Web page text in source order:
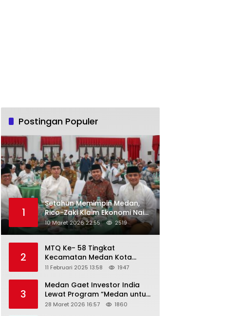
Postingan Populer
1
Setahun Memimpin Medan,
Rico-Zaki Klaim Ekonomi Naik
dan Pengangguran Turun
10 Maret 2026 22:55 2519
2
MTQ Ke- 58 Tingkat
Kecamatan Medan Kota
Tahun 2025 Resmi Dibuka
11 Februari 2025 13:58 1947
3
Medan Gaet Investor India
Lewat Program “Medan untuk
Semua”
28 Maret 2026 16:57 1860